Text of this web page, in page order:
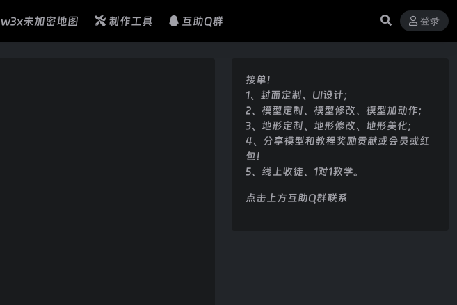
w3x未加密地图 制作工具 互助Q群 登录
接单！
1、封面定制、UI设计；
2、模型定制、模型修改、模型加动作；
3、地形定制、地形修改、地形美化；
4、分享模型和教程奖励贡献或会员或红
包！
5、线上收徒、1对1教学。
点击上方互助Q群联系